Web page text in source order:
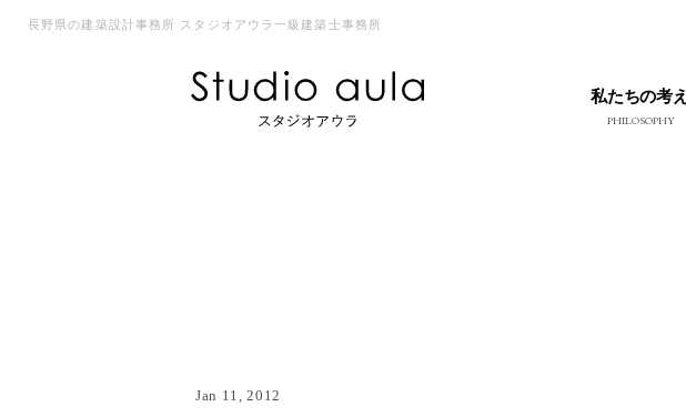
長野県の建築設計事務所 スタジオアウラ一級建築士事務所
私たちの考え
PHILOSOPHY
Jan 11, 2012